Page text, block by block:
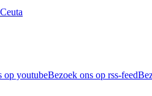
op youtubeBezoek ons op rss-feed